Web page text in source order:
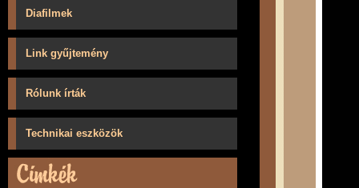
Diafilmek
Link gyűjtemény
Rólunk írták
Technikai eszközök